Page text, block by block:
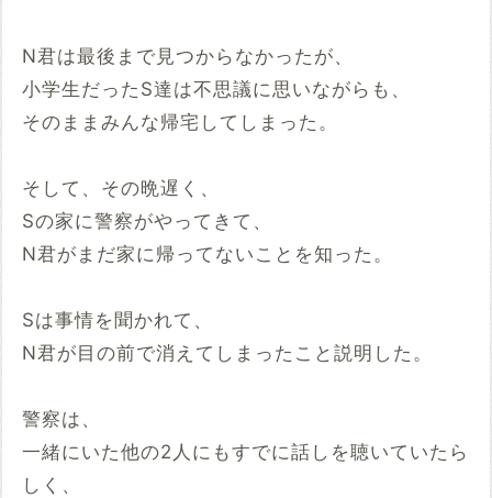
N君は最後まで見つからなかったが、
小学生だったS達は不思議に思いながらも、
そのままみんな帰宅してしまった。
そして、その晩遅く、
Sの家に警察がやってきて、
N君がまだ家に帰ってないことを知った。
Sは事情を聞かれて、
N君が目の前で消えてしまったこと説明した。
警察は、
一緒にいた他の2人にもすでに話しを聴いていたら
しく、